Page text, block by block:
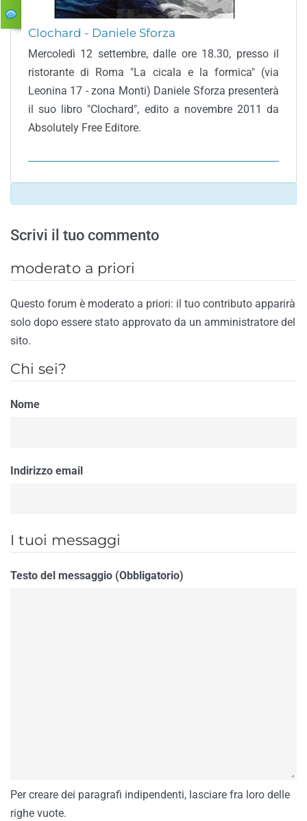
Clochard - Daniele Sforza
Mercoledì 12 settembre, dalle ore 18.30, presso il
ristorante di Roma "La cicala e la formica" (via
Leonina 17 - zona Monti) Daniele Sforza presenterà
il suo libro "Clochard", edito a novembre 2011 da
Absolutely Free Editore.
Scrivi il tuo commento
moderato a priori
Questo forum è moderato a priori: il tuo contributo apparirà
solo dopo essere stato approvato da un amministratore del
sito.
Chi sei?
Nome
Indirizzo email
I tuoi messaggi
Testo del messaggio (Obbligatorio)
Per creare dei paragrafi indipendenti, lasciare fra loro delle
righe vuote.